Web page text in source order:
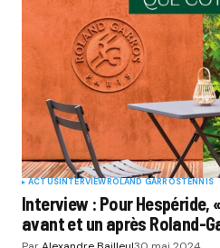
ACTUSINTERVIEWROLAND GARROSTENNIS
Interview : Pour Hespéride,
avant et un après Roland-